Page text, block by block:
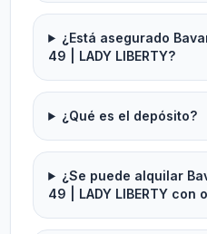
¿Está asegurado
49 | LADY LIBERTY?
¿Qué es el depósito?
¿Se puede alquilar
49 | LADY LIBERTY con